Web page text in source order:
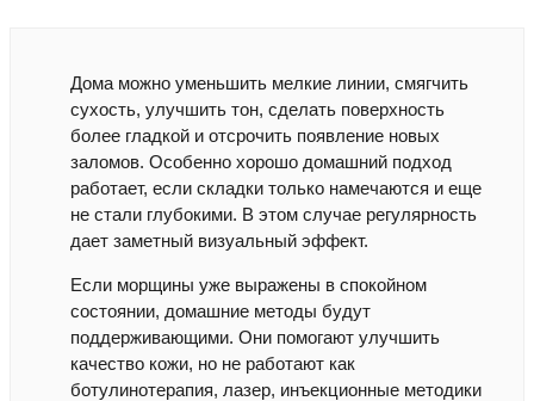
Дома можно уменьшить мелкие линии, смягчить
сухость, улучшить тон, сделать поверхность
более гладкой и отсрочить появление новых
заломов. Особенно хорошо домашний подход
работает, если складки только намечаются и еще
не стали глубокими. В этом случае регулярность
дает заметный визуальный эффект.
Если морщины уже выражены в спокойном
состоянии, домашние методы будут
поддерживающими. Они помогают улучшить
качество кожи, но не работают как
ботулинотерапия, лазер, инъекционные методики